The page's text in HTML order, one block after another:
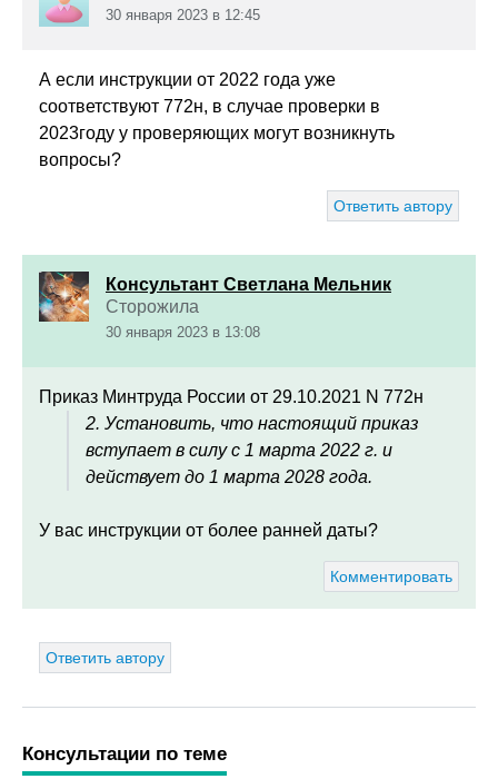
30 января 2023 в 12:45
А если инструкции от 2022 года уже
соответствуют 772н, в случае проверки в
2023году у проверяющих могут возникнуть
вопросы?
Ответить автору
Консультант Светлана Мельник
Сторожила
30 января 2023 в 13:08
Приказ Минтруда России от 29.10.2021 N 772н
2. Установить, что настоящий приказ
вступает в силу с 1 марта 2022 г. и
действует до 1 марта 2028 года.
У вас инструкции от более ранней даты?
Комментировать
Ответить автору
Консультации по теме